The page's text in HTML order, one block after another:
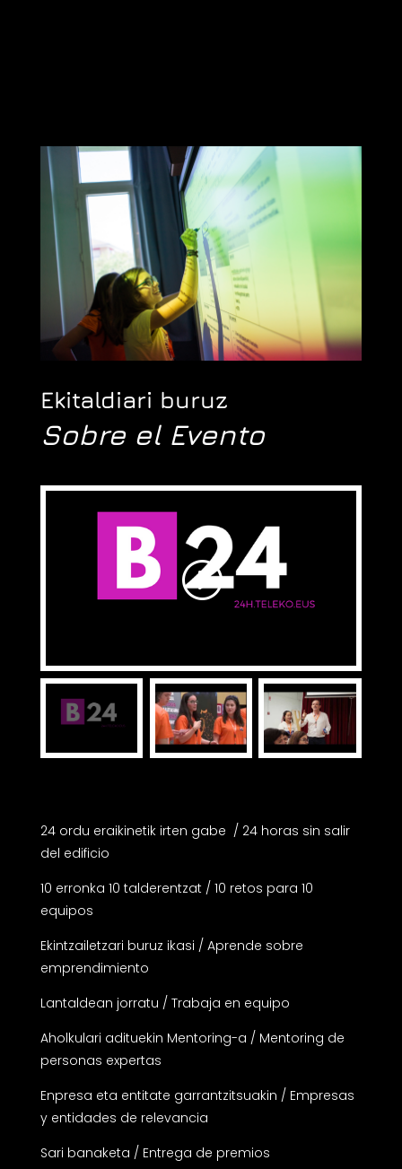
Ekitaldiari buruz
Sobre el Evento
24 ordu eraikinetik irten gabe / 24 horas sin salir
del edificio
10 erronka 10 talderentzat / 10 retos para 10
equipos
Ekintzailetzari buruz ikasi / Aprende sobre
emprendimiento
Lantaldean jorratu / Trabaja en equipo
Aholkulari adituekin Mentoring-a / Mentoring de
personas expertas
Enpresa eta entitate garrantzitsuakin / Empresas
y entidades de relevancia
Sari banaketa / Entrega de premios